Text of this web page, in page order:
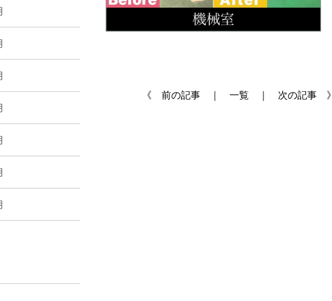
《 前の記事 ｜ 一覧 ｜ 次の記事 》